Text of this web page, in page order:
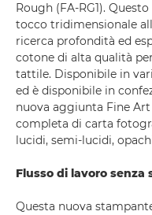
Rough (FA-RG1).
tocco tridimensionale
ricerca profondità ed
cotone di alta qualità
tattile. Disponibile in
ed è disponibile in
nuova aggiunta Fine
completa di carta
lucidi, semi-lucidi,
Flusso di lavoro
Questa nuova